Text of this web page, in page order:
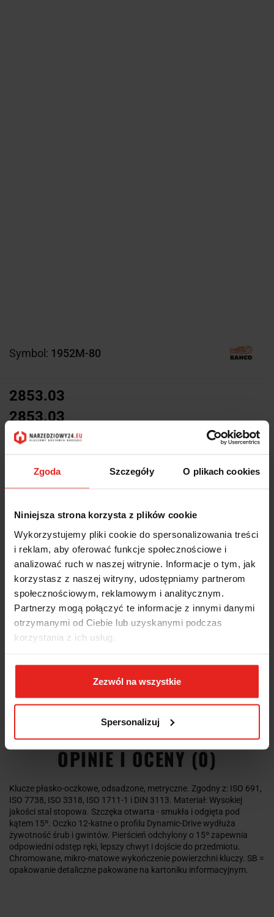
Zgoda Szczegóły O plikach cookies
Niniejsza strona korzysta z plików cookie
Wykorzystujemy pliki cookie do spersonalizowania treści
i reklam, aby oferować funkcje społecznościowe i
analizować ruch w naszej witrynie. Informacje o tym, jak
korzystasz z naszej witryny, udostępniamy partnerom
społecznościowym, reklamowym i analitycznym.
Partnerzy mogą połączyć te informacje z innymi danymi
otrzymanymi od Ciebie lub uzyskanymi podczas
korzystania z ich usług.
Zezwól na wszystkie
Spersonalizuj
Symbol: 1952M-80
2853.03
2853.03
Cena przesyłki
Dostępność Duża dostępność
Waga 7.895 kg
Pobierz produkt do PDF
Wysyłka+2dni (dostawa 0 od 1000zł net.*)
OPIS
INFORMACJE DOT.
BEZPIECZEŃSTWA
OPINIE I OCENY (0)
Klucze płasko-oczkowe, odsadzone, metryczne. Zgodny z: ISO 691,
ISO 7738, ISO 3318, ISO 1711-1 i DIN 3113. Materiał: Wysokiej
jakości stal stopowa. Szczęka otwarta - smukła i odgięta pod
kątem 15º. Oczko 12-katne o profilu Dynamic-Drive wydłuża
żywotność śrub i gwintów. Pierścień odchylony o 15º zapewnia
odpowiedni odstęp ręki, lepszy chwyt i dojście do przedmiotu.
Chromowane, mikro-matowe wykończenie powierzchni kluczy. SB =
opakowanie detaliczne pakowane na kartoniku informacyjnym.